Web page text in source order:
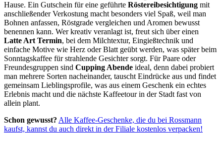
Hause. Ein Gutschein für eine geführte Röstereibesichtigung mit
anschließender Verkostung macht besonders viel Spaß, weil man
Bohnen anfassen, Röstgrade vergleichen und Aromen bewusst
benennen kann. Wer kreativ veranlagt ist, freut sich über einen
Latte Art Termin, bei dem Milchtextur, Eingießtechnik und
einfache Motive wie Herz oder Blatt geübt werden, was später beim
Sonntagskaffee für strahlende Gesichter sorgt. Für Paare oder
Freundesgruppen sind Cupping Abende ideal, denn dabei probiert
man mehrere Sorten nacheinander, tauscht Eindrücke aus und findet
gemeinsam Lieblingsprofile, was aus einem Geschenk ein echtes
Erlebnis macht und die nächste Kaffeetour in der Stadt fast von
allein plant.
Schon gewusst? Alle Kaffee-Geschenke, die du bei Rossmann
kaufst, kannst du auch direkt in der Filiale kostenlos verpacken!